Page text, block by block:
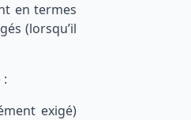
en termes
(lorsqu’il
exigé)